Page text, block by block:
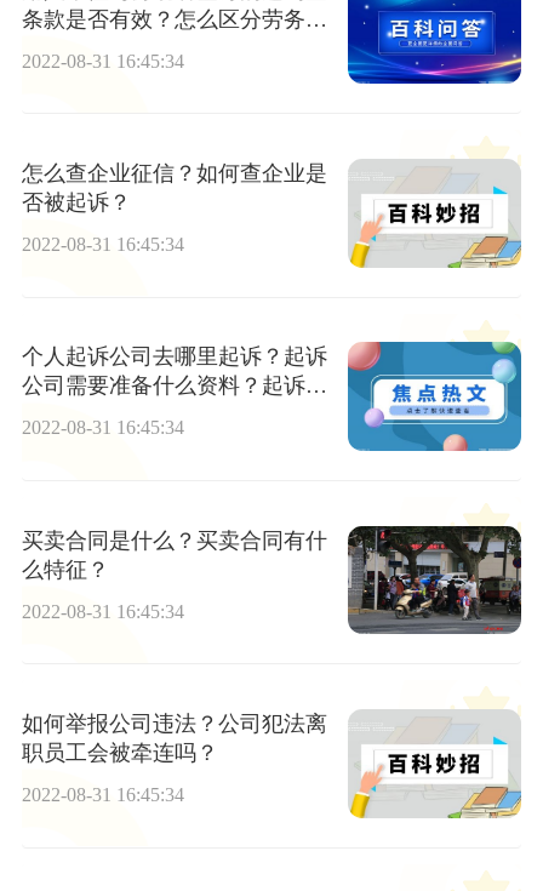
条款是否有效？怎么区分劳务合
2022-08-31 16:45:34
怎么查企业征信？如何查企业是
否被起诉？
2022-08-31 16:45:34
个人起诉公司去哪里起诉？起诉
公司需要准备什么资料？起诉公
司对公司有什么影响呢？
2022-08-31 16:45:34
买卖合同是什么？买卖合同有什
么特征？
2022-08-31 16:45:34
如何举报公司违法？公司犯法离
职员工会被牵连吗？
2022-08-31 16:45:34